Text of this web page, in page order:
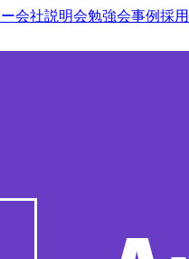
会社説明会勉強会事例採用